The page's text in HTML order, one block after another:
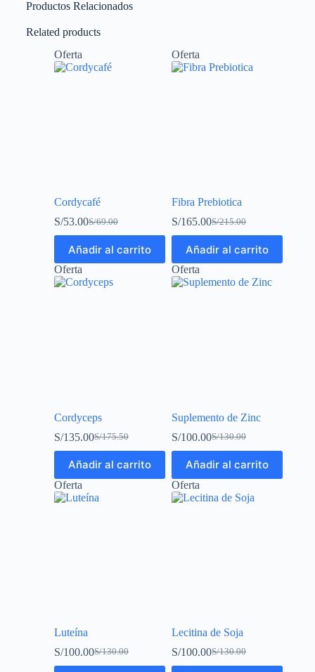
Productos Relacionados
Related products
Oferta
Cordycafé
S/69.00
S/53.00
Añadir al carrito
Oferta
Fibra Prebiotica
S/215.00
S/165.00
Añadir al carrito
Oferta
Cordyceps
S/175.50
S/135.00
Añadir al carrito
Oferta
Suplemento de Zinc
S/130.00
S/100.00
Añadir al carrito
Oferta
Luteína
S/130.00
S/100.00
Oferta
Lecitina de Soja
S/130.00
S/100.00